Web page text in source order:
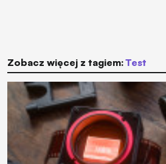
Zobacz więcej z tagiem: test